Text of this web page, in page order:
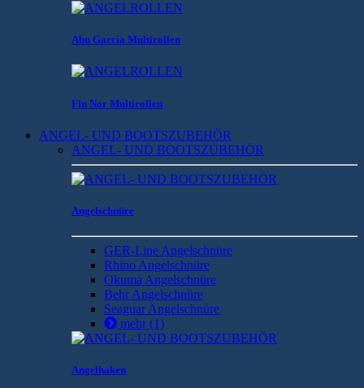
Abu Garcia Multirollen
Fin Nor Multirollen
ANGEL- UND BOOTSZUBEHÖR
ANGEL- UND BOOTSZUBEHÖR
Angelschnüre
GER-Line Angelschnüre
Rhino Angelschnüre
Okuma Angelschnüre
Behr Angelschnüre
Seaguar Angelschnüre
mehr(1)
Angelhaken